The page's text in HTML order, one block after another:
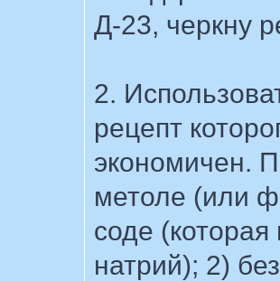
Д-23, черкну
2.
рецепт
экономичен.
метоле (или
соде
натрий); 2)